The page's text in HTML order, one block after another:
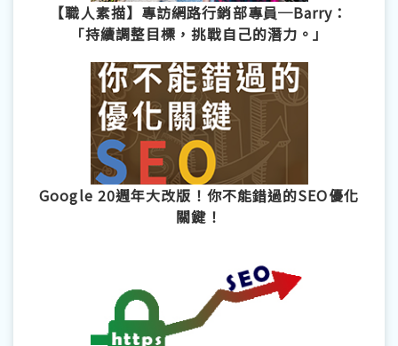
【職人素描】專訪網路行銷部專員─Barry：
「持續調整目標，挑戰自己的潛力。」
Google 20週年大改版！你不能錯過的SEO優化
關鍵！